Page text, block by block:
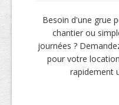
Besoin d'une grue
chantier ou
journées ?
pour votre
rapidement